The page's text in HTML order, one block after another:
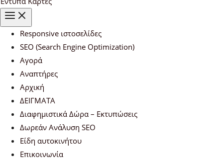
Responsive ιστοσελίδες
SEO (Search Engine Optimization)
Αγορά
Αναπτήρες
Αρχική
ΔΕΙΓΜΑΤΑ
Διαφημιστικά Δώρα – Εκτυπώσεις
Δωρεάν Ανάλυση SEO
Είδη αυτοκινήτου
Επικοινωνία